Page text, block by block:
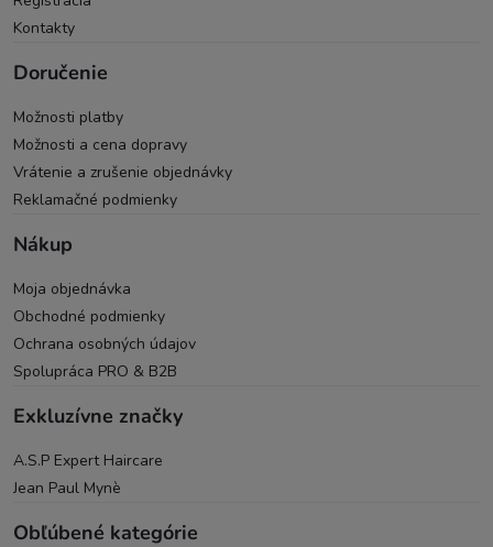
Kontakty
Doručenie
Možnosti platby
Možnosti a cena dopravy
Vrátenie a zrušenie objednávky
Reklamačné podmienky
Nákup
Moja objednávka
Obchodné podmienky
Ochrana osobných údajov
Spolupráca PRO & B2B
Exkluzívne značky
A.S.P Expert Haircare
Jean Paul Mynè
Obľúbené kategórie